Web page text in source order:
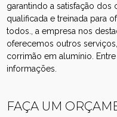
garantindo a satisfação
qualificada e treinada para
todos., a empresa nos
oferecemos outros
corrimão em alumínio.
informações.
FAÇA UM